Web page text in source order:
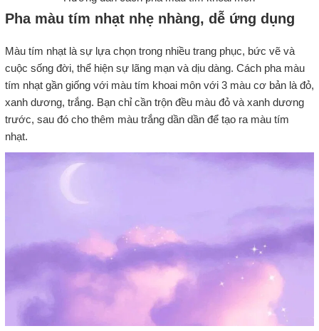
Pha màu tím nhạt nhẹ nhàng, dễ ứng dụng
Màu tím nhạt là sự lựa chọn trong nhiều trang phục, bức vẽ và
cuộc sống đời, thể hiện sự lãng mạn và dịu dàng. Cách pha màu
tím nhạt gần giống với màu tím khoai môn với 3 màu cơ bản là đỏ,
xanh dương, trắng. Bạn chỉ cần trộn đều màu đỏ và xanh dương
trước, sau đó cho thêm màu trắng dần dần để tạo ra màu tím
nhạt.